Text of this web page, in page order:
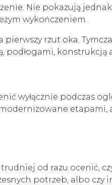
Nie pokazują
wykończeniem.
rzut oka.
podłogami, konstrukcją
wyłącznie podczas
etapami,
od razu ocenić,
potrzeb, albo czy